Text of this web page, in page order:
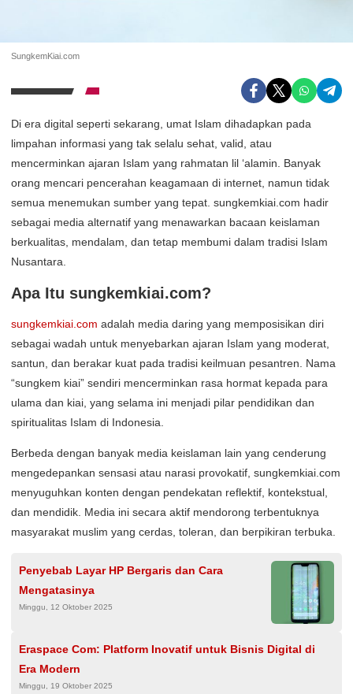
SungkemKiai.com
Di era digital seperti sekarang, umat Islam dihadapkan pada
limpahan informasi yang tak selalu sehat, valid, atau
mencerminkan ajaran Islam yang rahmatan lil ‘alamin. Banyak
orang mencari pencerahan keagamaan di internet, namun tidak
semua menemukan sumber yang tepat. sungkemkiai.com hadir
sebagai media alternatif yang menawarkan bacaan keislaman
berkualitas, mendalam, dan tetap membumi dalam tradisi Islam
Nusantara.
Apa Itu sungkemkiai.com?
sungkemkiai.com adalah media daring yang memposisikan diri
sebagai wadah untuk menyebarkan ajaran Islam yang moderat,
santun, dan berakar kuat pada tradisi keilmuan pesantren. Nama
“sungkem kiai” sendiri mencerminkan rasa hormat kepada para
ulama dan kiai, yang selama ini menjadi pilar pendidikan dan
spiritualitas Islam di Indonesia.
Berbeda dengan banyak media keislaman lain yang cenderung
mengedepankan sensasi atau narasi provokatif, sungkemkiai.com
menyuguhkan konten dengan pendekatan reflektif, kontekstual,
dan mendidik. Media ini secara aktif mendorong terbentuknya
masyarakat muslim yang cerdas, toleran, dan berpikiran terbuka.
Penyebab Layar HP Bergaris dan Cara
Mengatasinya
Minggu, 12 Oktober 2025
Eraspace Com: Platform Inovatif untuk Bisnis Digital di
Era Modern
Minggu, 19 Oktober 2025